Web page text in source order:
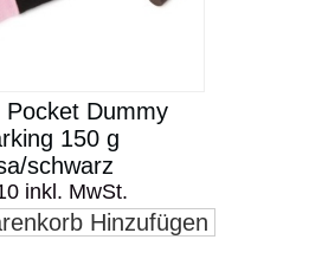
Pocket Dummy
150 g
schwarz
inkl. MwSt.
Hinzufügen